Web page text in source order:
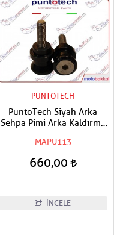
PUNTOTECH
PuntoTech Siyah Arka
Sehpa Pimi Arka Kaldırma
Sliders M8
MAPU113
660,00
İNCELE